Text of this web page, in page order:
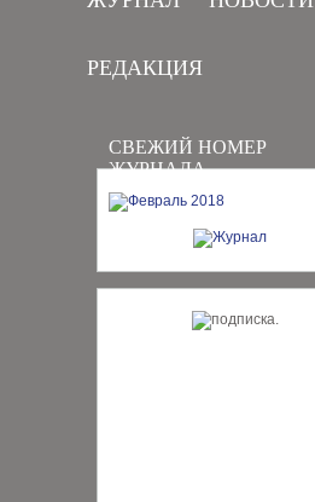
РЕДАКЦИЯ
СВЕЖИЙ НОМЕР
ЖУРНАЛА